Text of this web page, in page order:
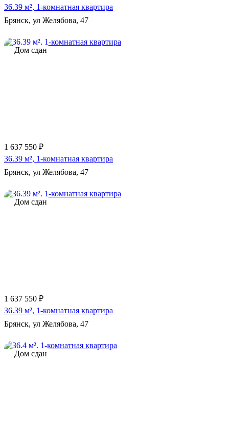
36.39 м², 1-комнатная квартира
Брянск, ул Желябова, 47
Дом сдан
1 637 550 ₽
36.39 м², 1-комнатная квартира
Брянск, ул Желябова, 47
Дом сдан
1 637 550 ₽
36.39 м², 1-комнатная квартира
Брянск, ул Желябова, 47
Дом сдан